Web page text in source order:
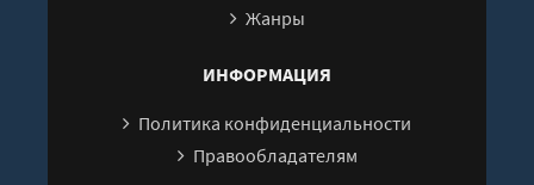
Жанры
ИНФОРМАЦИЯ
Политика конфиденциальности
Правообладателям